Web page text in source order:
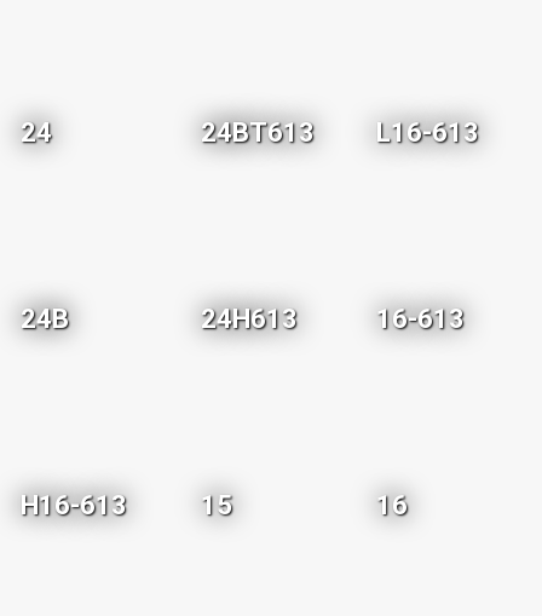
24 24BT613 L16-613
24B 24H613 16-613
H16-613 15 16